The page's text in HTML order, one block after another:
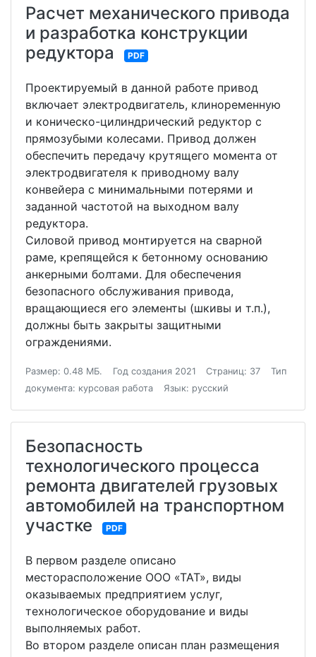
Расчет механического привода
и разработка конструкции
редуктора
PDF
Проектируемый в данной работе привод
включает электродвигатель, клиноременную
и коническо-цилиндрический редуктор с
прямозубыми колесами. Привод должен
обеспечить передачу крутящего момента от
электродвигателя к приводному валу
конвейера с минимальными потерями и
заданной частотой на выходном валу
редуктора.
Силовой привод монтируется на сварной
раме, крепящейся к бетонному основанию
анкерными болтами. Для обеспечения
безопасного обслуживания привода,
вращающиеся его элементы (шкивы и т.п.),
должны быть закрыты защитными
ограждениями.
Размер: 0.48 МБ. Год создания 2021 Страниц: 37
Тип
документа: курсовая работа
Язык: русский
Безопасность
технологического процесса
ремонта двигателей грузовых
автомобилей на транспортном
участке
PDF
В первом разделе описано
месторасположение ООО «ТАТ», виды
оказываемых предприятием услуг,
технологическое оборудование и виды
выполняемых работ.
Во втором разделе описан план размещения